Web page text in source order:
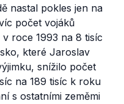
nastal pokles jen na
počet vojáků
roce 1993 na 8 tisíc
které Jaroslav
snížilo počet
na 189 tisíc k roku
s ostatními zeměmi